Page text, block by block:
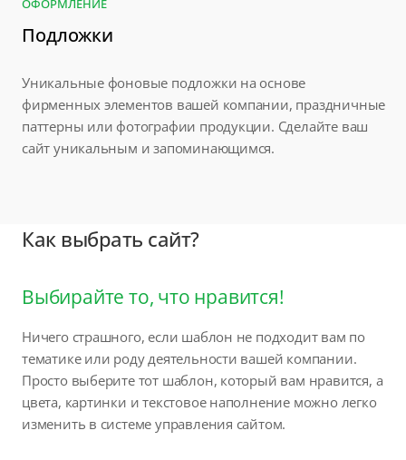
ОФОРМЛЕНИЕ
Подложки
Уникальные фоновые подложки на основе
фирменных элементов вашей компании, праздничные
паттерны или фотографии продукции. Сделайте ваш
сайт уникальным и запоминающимся.
Как выбрать сайт?
Выбирайте то, что нравится!
Ничего страшного, если шаблон не подходит вам по
тематике или роду деятельности вашей компании.
Просто выберите тот шаблон, который вам нравится, а
цвета, картинки и текстовое наполнение можно легко
изменить в системе управления сайтом.